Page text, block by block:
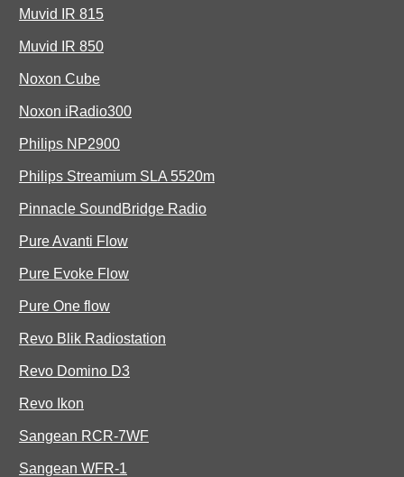
Muvid IR 815
Muvid IR 850
Noxon Cube
Noxon iRadio300
Philips NP2900
Philips Streamium SLA 5520m
Pinnacle SoundBridge Radio
Pure Avanti Flow
Pure Evoke Flow
Pure One flow
Revo Blik Radiostation
Revo Domino D3
Revo Ikon
Sangean RCR-7WF
Sangean WFR-1